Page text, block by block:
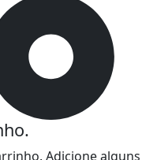
Adicione alguns